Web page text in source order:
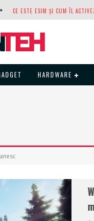
DUPĂ ANI DE REFUZURI,
HARDWARE